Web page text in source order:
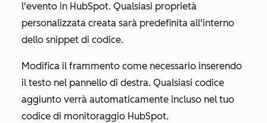
l'evento in HubSpot. Qualsiasi proprietà
personalizzata creata sarà predefinita all'interno
dello snippet di codice.
Modifica il frammento come necessario inserendo
il testo nel pannello di destra. Qualsiasi codice
aggiunto verrà automaticamente incluso nel tuo
codice di monitoraggio HubSpot.